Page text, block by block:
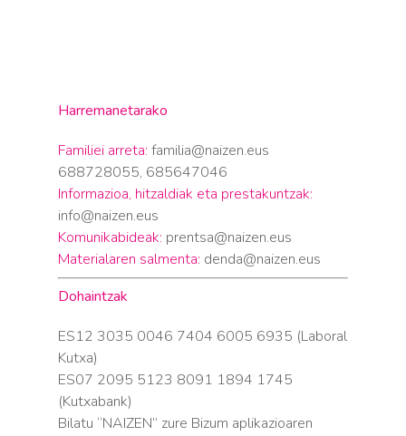
Harremanetarako
Familiei arreta: familia@naizen.eus
688728055, 685647046
Informazioa, hitzaldiak eta prestakuntzak:
info@naizen.eus
Komunikabideak: prentsa@naizen.eus
Materialaren salmenta: denda@naizen.eus
Dohaintzak
ES12 3035 0046 7404 6005 6935 (Laboral
Kutxa)
ES07 2095 5123 8091 1894 1745
(Kutxabank)
Bilatu “NAIZEN” zure Bizum aplikazioaren